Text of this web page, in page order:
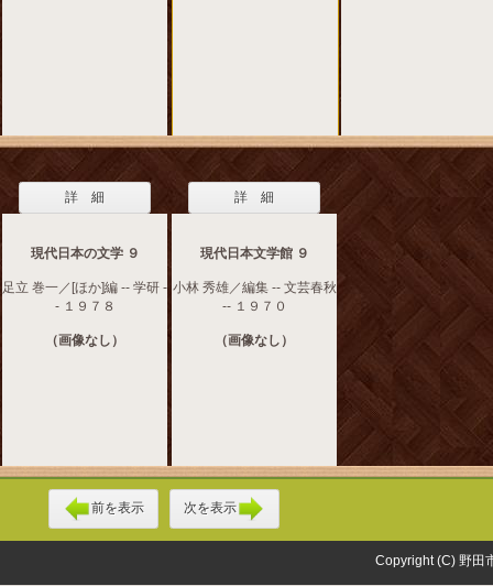
詳 細
現代日本の文学 ９
足立 巻一／[ほか]編 -- 学研 -
- １９７８
（画像なし）
詳 細
現代日本文学館 ９
小林 秀雄／編集 -- 文芸春秋
-- １９７０
（画像なし）
前を表示 次を表示
Copyright (C) 野田